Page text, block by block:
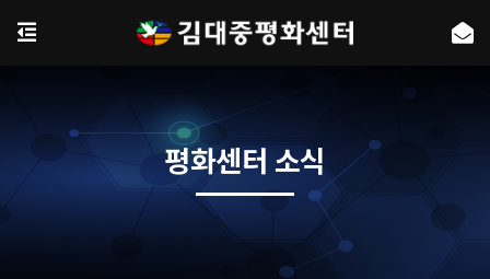
평화센터 소식